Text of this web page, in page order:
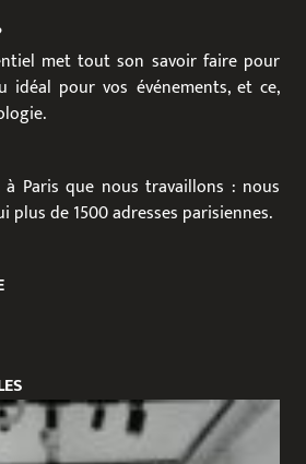
met tout son savoir faire pour
idéal pour vos événements, et ce,
à Paris que nous travaillons : nous
plus de 1500 adresses parisiennes.